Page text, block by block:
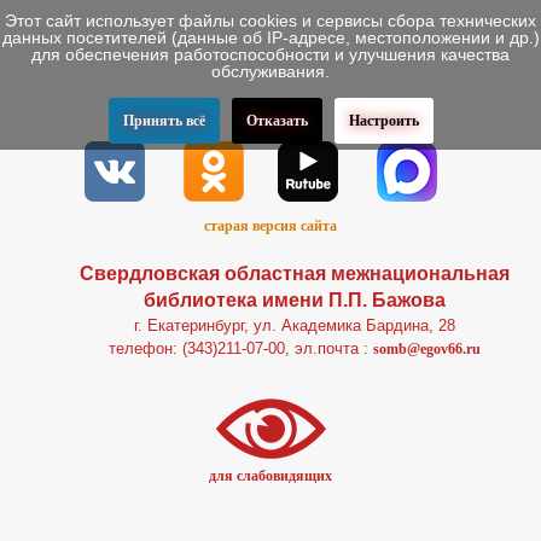
старая версия сайта
Свердловская областная межнациональная
библиотека имени П.П. Бажова
г. Екатеринбург, ул. Академика Бардина, 28
телефон: (343)211-07-00, эл.почта : somb@egov66.ru
для слабовидящих
Этот сайт использует файлы cookies и сервисы сбора технических
данных посетителей (данные об IP-адресе, местоположении и др.)
для обеспечения работоспособности и улучшения качества
обслуживания.
Принять всё Отказать Настроить